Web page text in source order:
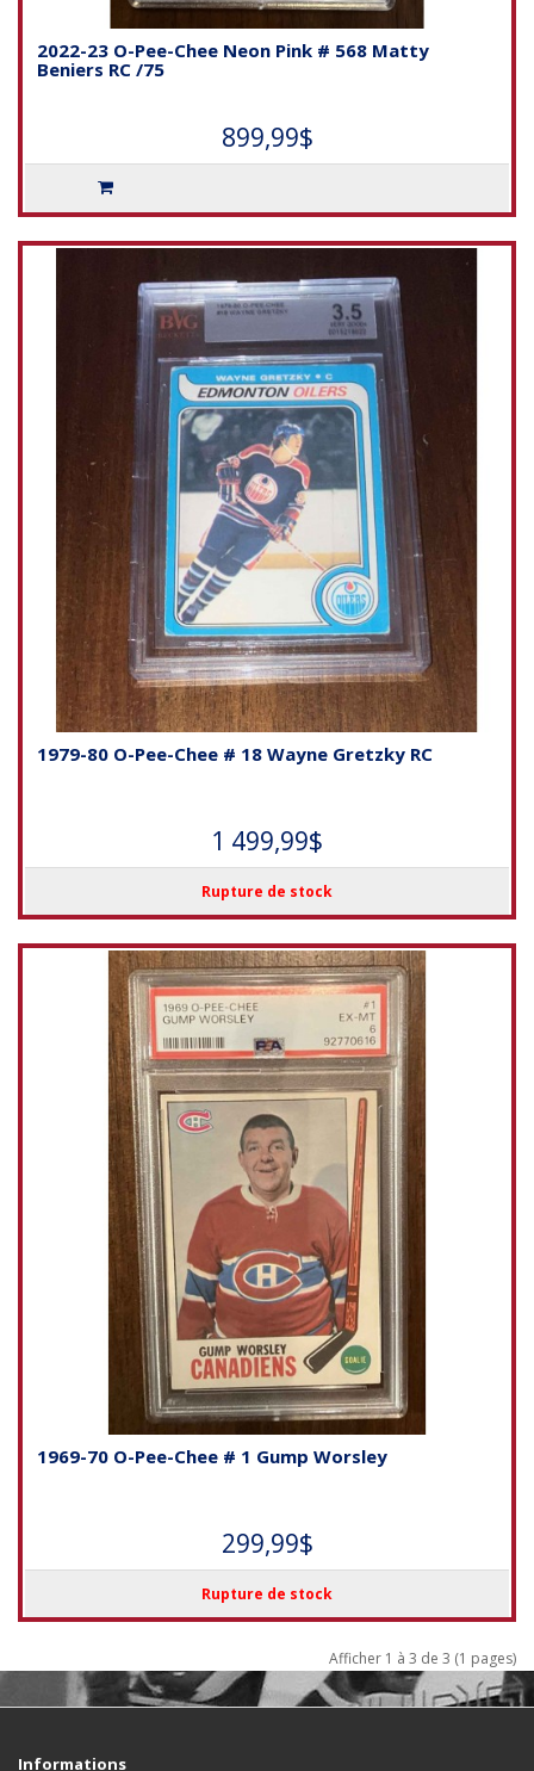
2022-23 O-Pee-Chee Neon Pink # 568 Matty
Beniers RC /75
899,99$
1979-80 O-Pee-Chee # 18 Wayne Gretzky RC
1 499,99$
Rupture de stock
1969-70 O-Pee-Chee # 1 Gump Worsley
299,99$
Rupture de stock
Afficher 1 à 3 de 3 (1 pages)
Informations